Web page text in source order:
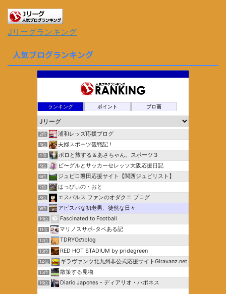
Jリーグランキング
人気ブログランキング
ランキング ポイント ブロ画
2位 浦和レッズ応援ブログ
3位 夫婦スポーツ観戦記！
4位 ポロと旅する＆あさちゃん。スポーツ３
5位 ビ〜グルとサッカーセレッソ大阪応援日記
6位 ジュビロ磐田応援サイト【関西ジュビリスト】
7位 はっぴぃの・おと
8位 エスパルス ファンのオダクニ ブログ
9位 アビスパな初老男、徒然な日々
10位 Fascinated to Football
11位 マリノスサポ-タベある記
12位 TDRYOのblog
13位 RED HOT STADIUM by pridegreen
14位 ギラヴァンツ北九州非公式応援サイトGiravanz.net
15位 散策する見物
16位 Diario Japones - ディアリオ・ハポネス